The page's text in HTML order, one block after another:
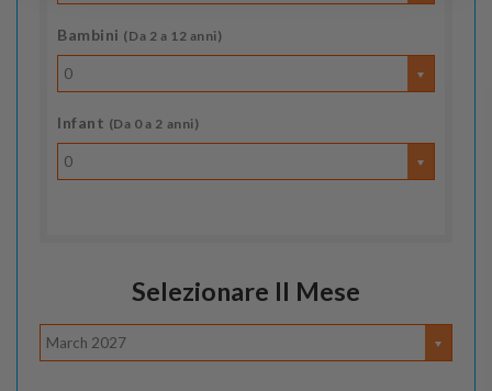
Bambini (Da 2 a 12 anni)
0
Infant (Da 0 a 2 anni)
0
Selezionare Il Mese
March 2027